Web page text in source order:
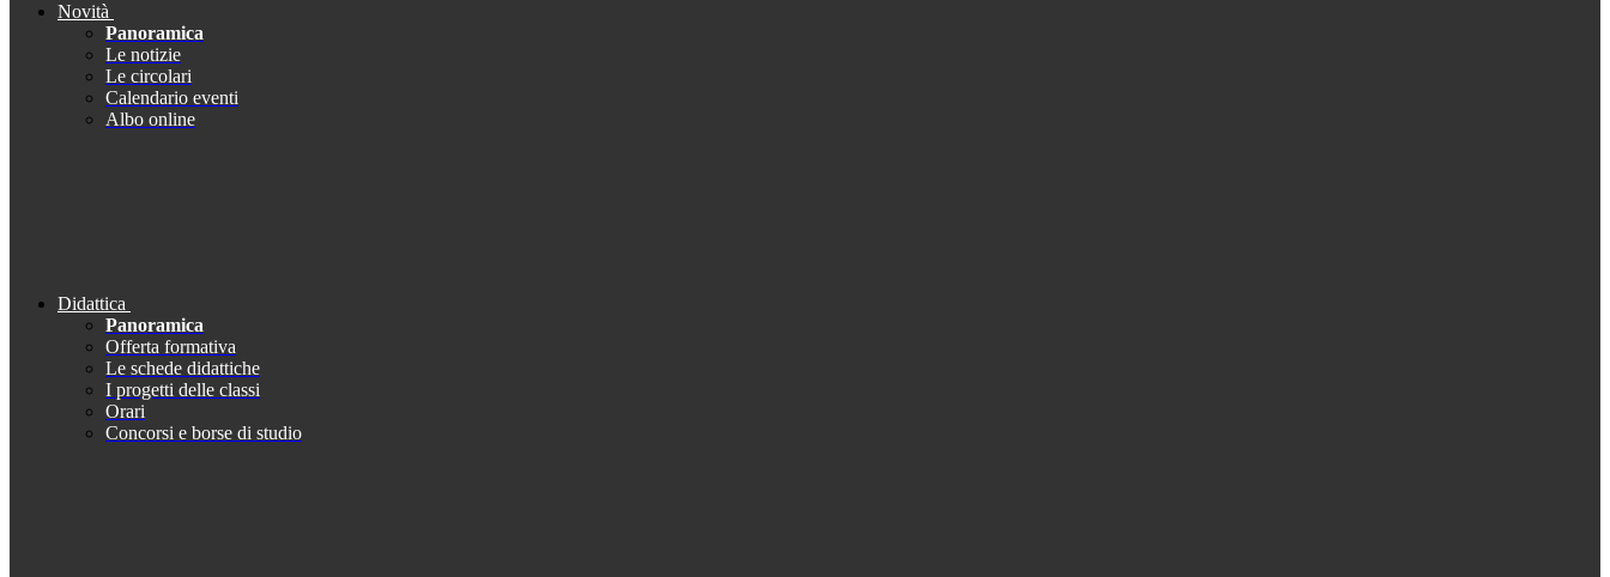
Novità
Panoramica
Le notizie
Le circolari
Calendario eventi
Albo online
Didattica
Panoramica
Offerta formativa
Le schede didattiche
I progetti delle classi
Orari
Concorsi e borse di studio